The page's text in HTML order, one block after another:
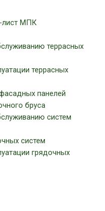
лист МПК
террасных
террасных
панелей
бруса
систем
систем
грядочных